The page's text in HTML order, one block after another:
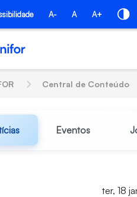
principal
A- A A+
Central de Conteúdo
Eventos
ter, 18